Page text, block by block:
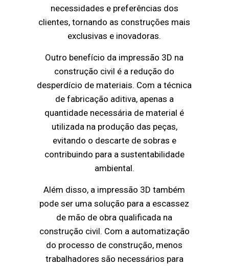
necessidades e preferências dos
clientes, tornando as construções mais
exclusivas e inovadoras.
Outro benefício da impressão 3D na
construção civil é a redução do
desperdício de materiais. Com a técnica
de fabricação aditiva, apenas a
quantidade necessária de material é
utilizada na produção das peças,
evitando o descarte de sobras e
contribuindo para a sustentabilidade
ambiental.
Além disso, a impressão 3D também
pode ser uma solução para a escassez
de mão de obra qualificada na
construção civil. Com a automatização
do processo de construção, menos
trabalhadores são necessários para